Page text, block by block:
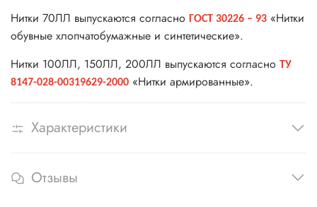
Нитки 70ЛЛ выпускаются согласно ГОСТ 30226 – 93 «Нитки
обувные хлопчатобумажные и синтетические».
Нитки 100ЛЛ, 150ЛЛ, 200ЛЛ выпускаются согласно ТУ
8147-028-00319629-2000 «Нитки армированные».
Характеристики
Отзывы